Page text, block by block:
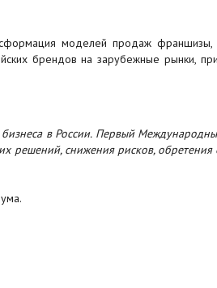
моделей продаж франшизы,
брендов на зарубежные рынки,
в России. Первый
решений, снижения рисков, обретения